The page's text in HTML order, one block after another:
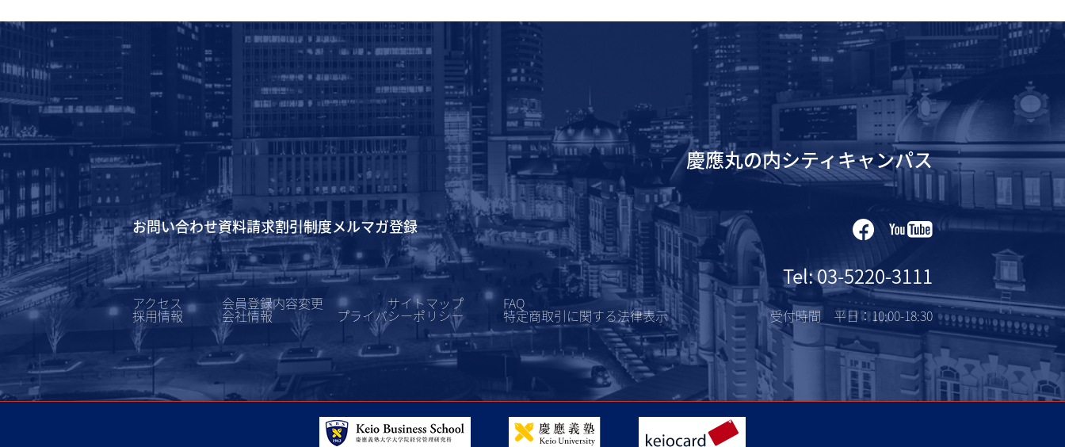
慶應丸の内シティキャンパス
お問い合わせ資料請求割引制度メルマガ登録
アクセス 会員登録内容変更 サイトマップ FAQ
採用情報 会社情報 プライバシーポリシー 特定商取引に関する法律表示
Tel: 03-5220-3111
受付時間 平日：10:00-18:30